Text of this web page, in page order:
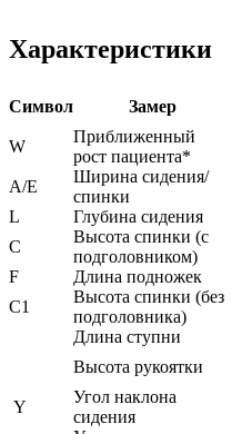
Характеристики
Символ Замер
W
Приближенный
рост пациента*
A/E
Ширина сидения/
спинки
L
Глубина сидения
C
Высота спинки (с
подголовником)
F
Длина подножек
C1
Высота спинки (без
подголовника)
Длина ступни
Высота рукоятки
Y
Угол наклона
сидения